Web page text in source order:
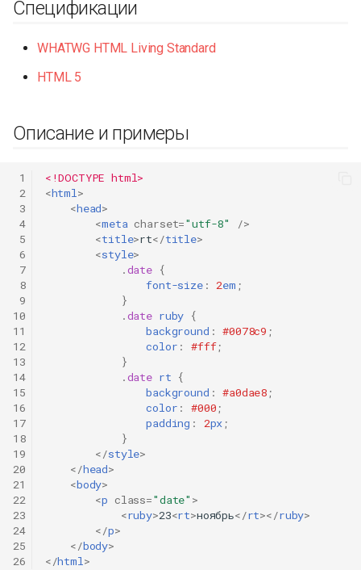
Спецификации
WHATWG HTML Living Standard
HTML 5
Описание и примеры
1
2
3
4
5
6
7
8
9
10
11
12
13
14
15
16
17
18
19
20
21
22
23
24
25
26
<!DOCTYPE html>
<html>
<head>
<meta charset="utf-8"
/>
<title>rt</title>
<style>
.date {
font-size: 2em ;
}
.date ruby {
background : #0078c9 ;
color : #fff;
}
.date rt {
background : #a0dae8;
color : #000;
padding : 2px;
}
</style>
</head>
<body>
<p class="date" >
<ruby>23<rt>ноябрь</rt></ruby>
</p>
</body>
</html>